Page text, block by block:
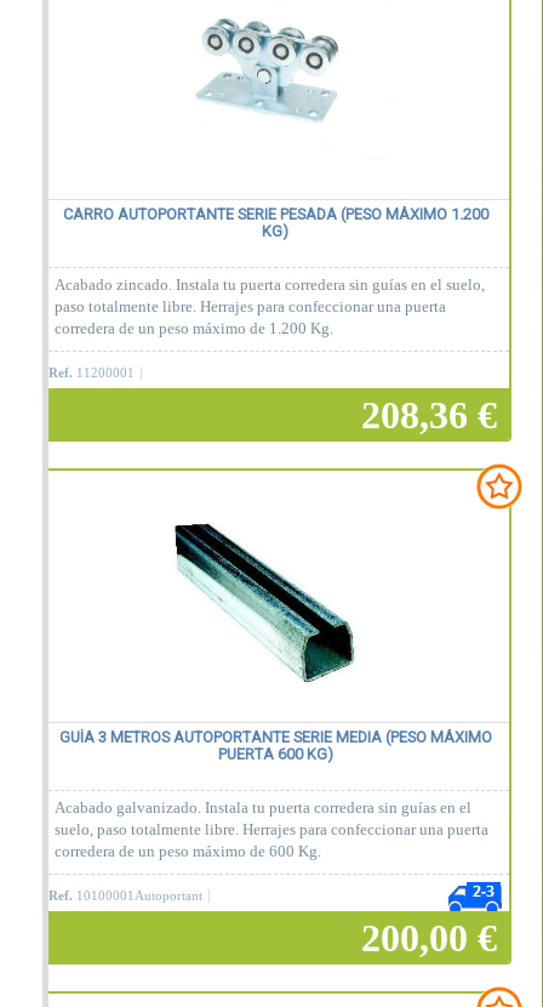
CARRO AUTOPORTANTE SERIE PESADA (PESO MÁXIMO 1.200
KG)
Acabado zincado. Instala tu puerta corredera sin guías en el suelo,
paso totalmente libre. Herrajes para confeccionar una puerta
corredera de un peso máximo de 1.200 Kg.
Ref. 11200001
208,36 €
GUÍA 3 METROS AUTOPORTANTE SERIE MEDIA (PESO MÁXIMO
PUERTA 600 KG)
Acabado galvanizado. Instala tu puerta corredera sin guías en el
suelo, paso totalmente libre. Herrajes para confeccionar una puerta
corredera de un peso máximo de 600 Kg.
Ref. 10100001Autoportant
200,00 €